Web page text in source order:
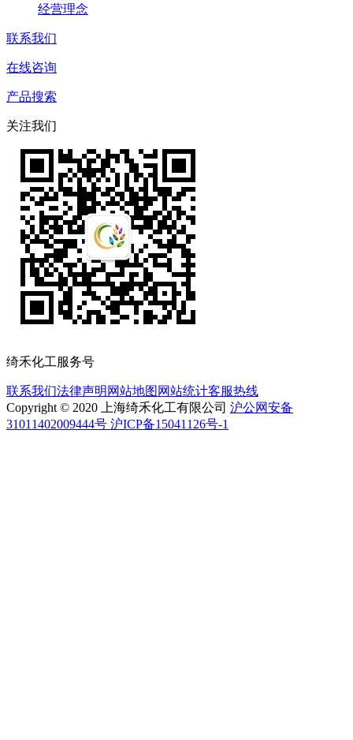
经营理念
联系我们
在线咨询
产品搜索
关注我们
绮禾化工服务号
联系我们法律声明 网站地图 网站统计客服热线
Copyright © 2020 上海绮禾化工有限公司 沪公网安备
31011402009444号 沪ICP备15041126号-1